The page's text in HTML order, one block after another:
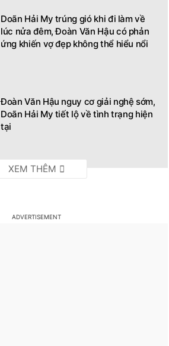
Doãn Hải My trúng gió khi đi làm về
lúc nửa đêm, Đoàn Văn Hậu có phản
ứng khiến vợ đẹp không thể hiểu nổi
Đoàn Văn Hậu nguy cơ giải nghệ sớm,
Doãn Hải My tiết lộ về tình trạng hiện
tại